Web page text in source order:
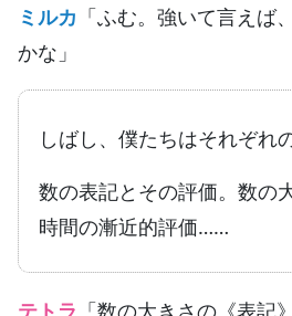
ミルカ 「ふむ。強いて言えば
かな」
しばし、僕たちはそれぞれ
数の表記とその評価。数の
時間の漸近的評価……
テトラ 「数の大きさの《表記